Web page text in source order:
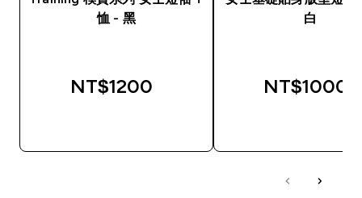
恤 - 黑
NT$1200‎
白
NT$1000‎